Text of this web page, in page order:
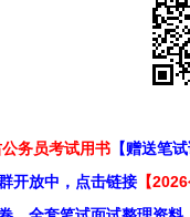
务员考试用书 【赠送笔
开放中，点击链接 【